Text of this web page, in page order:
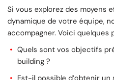
Si vous explorez des moyens
dynamique de votre équipe,
accompagner. Voici quelques
Quels sont vos objectifs
building ?
Est-il possible d’obtenir